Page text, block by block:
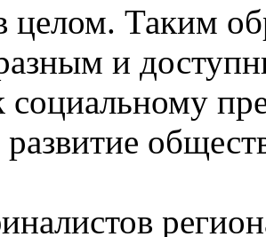
целом. Таким
и
социальному